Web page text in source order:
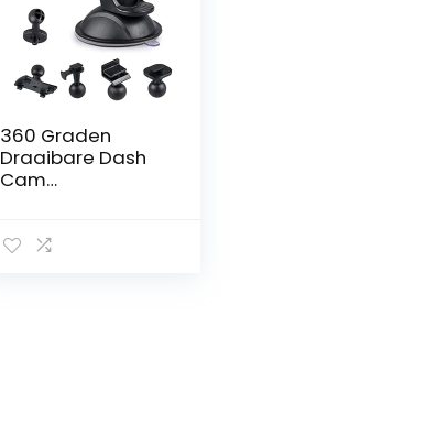
360 Graden
Draaibare Dash
Cam